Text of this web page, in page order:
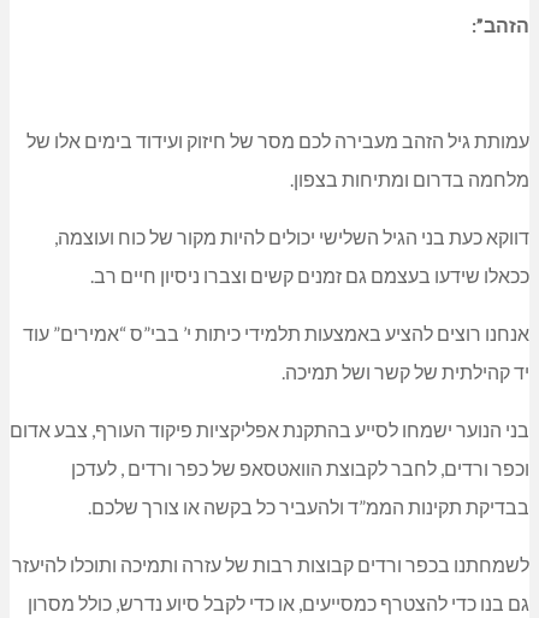
הזהב”:
עמותת גיל הזהב מעבירה לכם מסר של חיזוק ועידוד בימים אלו של
מלחמה בדרום ומתיחות בצפון.
דווקא כעת בני הגיל השלישי יכולים להיות מקור של כוח ועוצמה,
ככאלו שידעו בעצמם גם זמנים קשים וצברו ניסיון חיים רב.
אנחנו רוצים להציע באמצעות תלמידי כיתות י’ בבי”ס “אמירים” עוד
יד קהילתית של קשר ושל תמיכה.
בני הנוער ישמחו לסייע בהתקנת אפליקציות פיקוד העורף, צבע אדום
וכפר ורדים, לחבר לקבוצת הוואטסאפ של כפר ורדים , לעדכן
בבדיקת תקינות הממ”ד ולהעביר כל בקשה או צורך שלכם.
לשמחתנו בכפר ורדים קבוצות רבות של עזרה ותמיכה ותוכלו להיעזר
גם בנו כדי להצטרף כמסייעים, או כדי לקבל סיוע נדרש, כולל מסרון